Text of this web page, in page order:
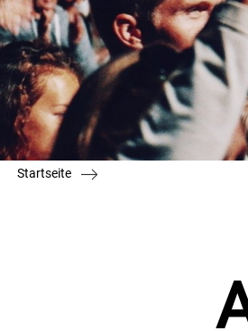
Startseite